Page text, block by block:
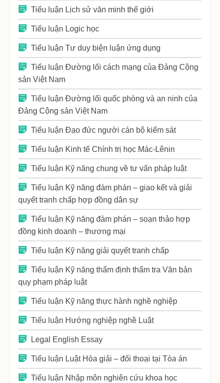
Tiểu luận Lịch sử văn minh thế giới
Tiểu luận Logic học
Tiểu luận Tư duy biện luận ứng dụng
Tiểu luận Đường lối cách mạng của Đảng Cộng
sản Việt Nam
Tiểu luận Đường lối quốc phòng và an ninh của
Đảng Cộng sản Việt Nam
Tiểu luận Đạo đức người cán bộ kiểm sát
Tiểu luận Kinh tế Chính trị học Mác-Lênin
Tiểu luận Kỹ năng chung về tư vấn pháp luật
Tiểu luận Kỹ năng đàm phán – giao kết và giải
quyết tranh chấp hợp đồng dân sự
Tiểu luận Kỹ năng đàm phán – soạn thảo hợp
đồng kinh doanh – thương mại
Tiểu luận Kỹ năng giải quyết tranh chấp
Tiểu luận Kỹ năng thẩm định thẩm tra Văn bản
quy phạm pháp luật
Tiểu luận Kỹ năng thực hành nghề nghiệp
Tiểu luận Hướng nghiệp nghề Luật
Legal English Essay
Tiểu luận Luật Hòa giải – đối thoại tại Tòa án
Tiểu luận Nhập môn nghiên cứu khoa học